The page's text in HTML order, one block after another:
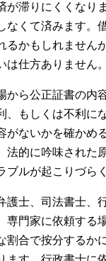
が滞りにくくなり
なくて済みます。
るかもしれません
は仕方ありません。
から公正証書の内
、もしくは不利に
がないかを確かめ
法的に吟味された
ブルが起こりづら
護士、司法書士、
専門家に依頼する
割合で按分するか